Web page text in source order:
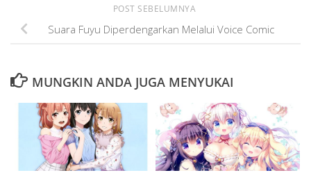
POST SEBELUMNYA
Suara Fuyu Diperdengarkan Melalui Voice Comic
MUNGKIN ANDA JUGA MENYUKAI